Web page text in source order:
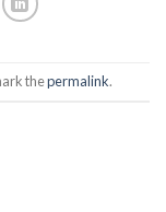
thepermalink.